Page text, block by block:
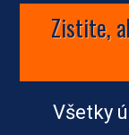
Zistite,
Všetky